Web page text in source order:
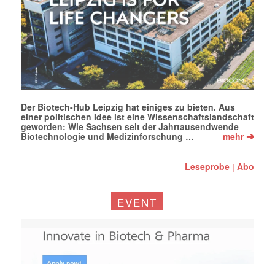
Der Biotech-Hub Leipzig hat einiges zu bieten. Aus
einer politischen Idee ist eine Wissenschaftslandschaft
geworden: Wie Sachsen seit der Jahrtausendwende
Biotechnologie und Medizinforschung …
mehr➔
Leseprobe |Abo
EVENT